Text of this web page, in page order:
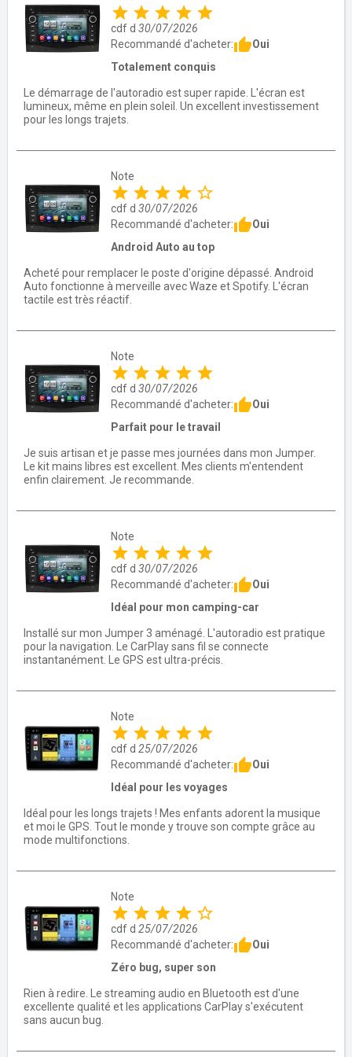
star star star star star
cdf d 30/07/2026
Recommandé d'acheter:thumb_upOui
Totalement conquis
Le démarrage de l'autoradio est super rapide. L'écran est
lumineux, même en plein soleil. Un excellent investissement
pour les longs trajets.
Note
star star star star star_border
cdf d 30/07/2026
Recommandé d'acheter:thumb_upOui
Android Auto au top
Acheté pour remplacer le poste d'origine dépassé. Android
Auto fonctionne à merveille avec Waze et Spotify. L'écran
tactile est très réactif.
Note
star star star star star
cdf d 30/07/2026
Recommandé d'acheter:thumb_upOui
Parfait pour le travail
Je suis artisan et je passe mes journées dans mon Jumper.
Le kit mains libres est excellent. Mes clients m'entendent
enfin clairement. Je recommande.
Note
star star star star star
cdf d 30/07/2026
Recommandé d'acheter:thumb_upOui
Idéal pour mon camping-car
Installé sur mon Jumper 3 aménagé. L'autoradio est pratique
pour la navigation. Le CarPlay sans fil se connecte
instantanément. Le GPS est ultra-précis.
Note
star star star star star
cdf d 25/07/2026
Recommandé d'acheter:thumb_upOui
Idéal pour les voyages
Idéal pour les longs trajets ! Mes enfants adorent la musique
et moi le GPS. Tout le monde y trouve son compte grâce au
mode multifonctions.
Note
star star star star star_border
cdf d 25/07/2026
Recommandé d'acheter:thumb_upOui
Zéro bug, super son
Rien à redire. Le streaming audio en Bluetooth est d'une
excellente qualité et les applications CarPlay s'exécutent
sans aucun bug.